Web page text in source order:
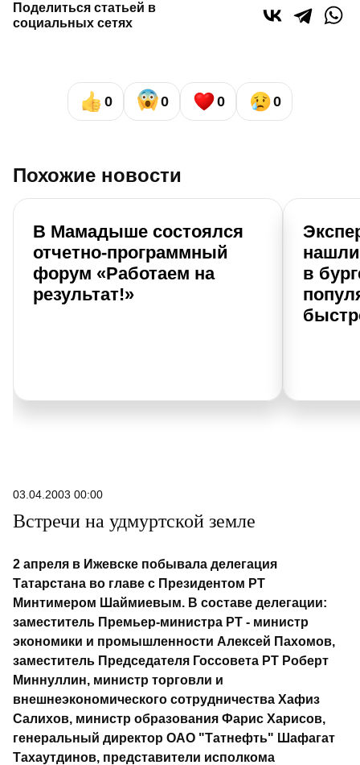
Поделиться статьей в
социальных сетях
0 0 0 0
Похожие новости
В Мамадыше состоялся
отчетно-программный
форум «Работаем на
результат!»
в
03.04.2003 00:00
Встречи на удмуртской земле
2 апреля в Ижевске побывала делегация
Татарстана во главе с Президентом РТ
Минтимером Шаймиевым. В составе делегации:
заместитель Премьер-министра РТ - министр
экономики и промышленности Алексей Пахомов,
заместитель Председателя Госсовета РТ Роберт
Миннуллин, министр торговли и
внешнеэкономического сотрудничества Хафиз
Салихов, министр образования Фарис Харисов,
генеральный директор ОАО "Татнефть" Шафагат
Тахаутдинов, представители исполкома